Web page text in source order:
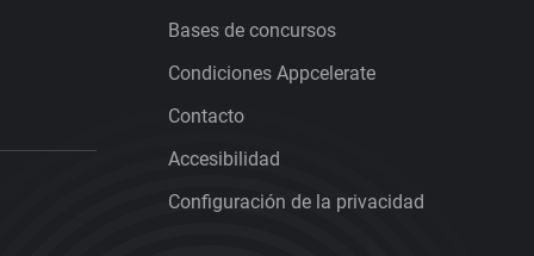
Bases de concursos
Condiciones Appcelerate
Contacto
Accesibilidad
Configuración de la privacidad